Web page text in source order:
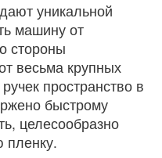
уникальной
машину от
стороны
весьма крупных
пространство в
быстрому
целесообразно
пленку.